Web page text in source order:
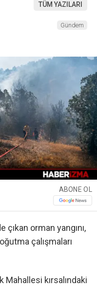
TÜM YAZILARI
Gündem
ABONE OL
çıkan orman yangını,
çalışmaları
Mahallesi kırsalındaki